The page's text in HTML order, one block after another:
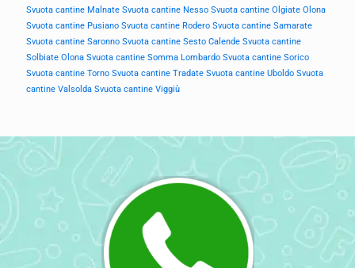
Svuota cantine Malnate Svuota cantine Nesso Svuota cantine Olgiate Olona
Svuota cantine Pusiano Svuota cantine Rodero Svuota cantine Samarate
Svuota cantine Saronno Svuota cantine Sesto Calende Svuota cantine
Solbiate Olona Svuota cantine Somma Lombardo Svuota cantine Sorico
Svuota cantine Torno Svuota cantine Tradate Svuota cantine Uboldo Svuota
cantine Valsolda Svuota cantine Viggiù